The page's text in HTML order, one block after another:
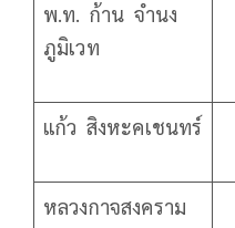
พ.ท. ก้าน จำนง
ภูมิเวท
แก้ว สิงหะคเชนทร์
หลวงกาจสงคราม